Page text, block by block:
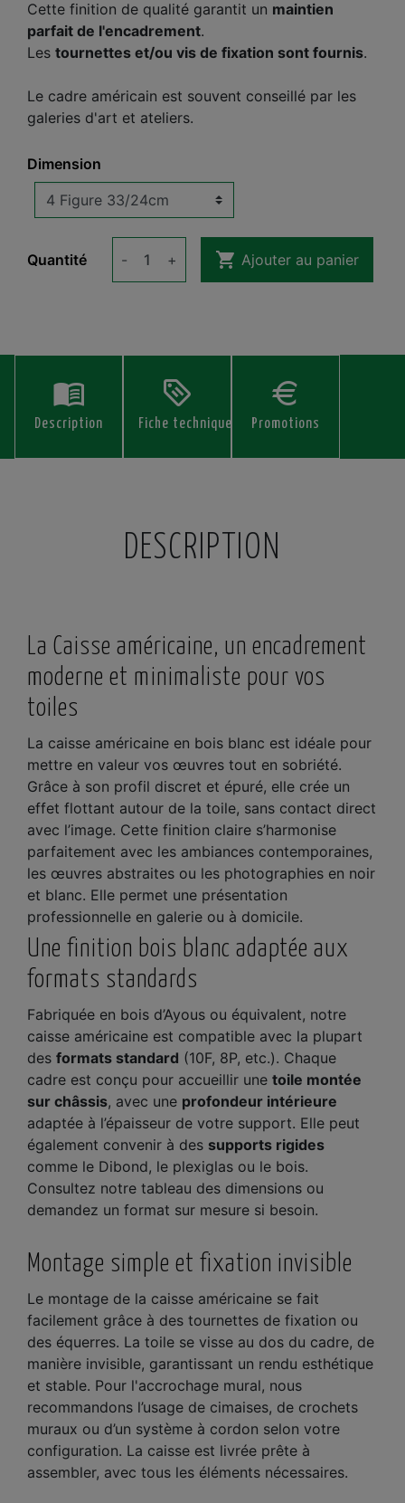
Cette finition de qualité garantit un maintien
parfait de l'encadrement.
Les tournettes et/ou vis de fixation sont fournis.
Le cadre américain est souvent conseillé par les
galeries d'art et ateliers.
Dimension
Quantité - +  Ajouter au panier
Description Fiche technique Promotions
DESCRIPTION
La Caisse américaine, un encadrement
moderne et minimaliste pour vos
toiles
La caisse américaine en bois blanc est idéale pour
mettre en valeur vos œuvres tout en sobriété.
Grâce à son profil discret et épuré, elle crée un
effet flottant autour de la toile, sans contact direct
avec l’image. Cette finition claire s’harmonise
parfaitement avec les ambiances contemporaines,
les œuvres abstraites ou les photographies en noir
et blanc. Elle permet une présentation
professionnelle en galerie ou à domicile.
Une finition bois blanc adaptée aux
formats standards
Fabriquée en bois d’Ayous ou équivalent, notre
caisse américaine est compatible avec la plupart
des formats standard (10F, 8P, etc.). Chaque
cadre est conçu pour accueillir une toile montée
sur châssis, avec une profondeur intérieure
adaptée à l’épaisseur de votre support. Elle peut
également convenir à des supports rigides
comme le Dibond, le plexiglas ou le bois.
Consultez notre tableau des dimensions ou
demandez un format sur mesure si besoin.
Montage simple et fixation invisible
Le montage de la caisse américaine se fait
facilement grâce à des tournettes de fixation ou
des équerres. La toile se visse au dos du cadre, de
manière invisible, garantissant un rendu esthétique
et stable. Pour l'accrochage mural, nous
recommandons l’usage de cimaises, de crochets
muraux ou d’un système à cordon selon votre
configuration. La caisse est livrée prête à
assembler, avec tous les éléments nécessaires.